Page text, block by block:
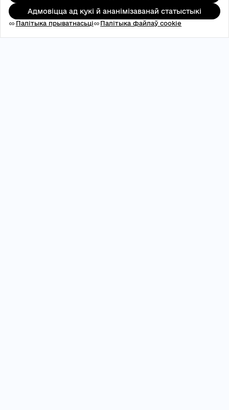
Адмовіцца ад кукі й ананімізаванай статыстыкі
link Палітыка прыватнасьціlink Палітыка файлаў cookie